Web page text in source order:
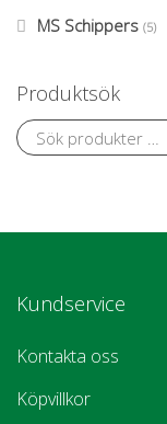
MS Schippers (5)
Produktsök
Kundservice
Kontakta oss
Köpvillkor